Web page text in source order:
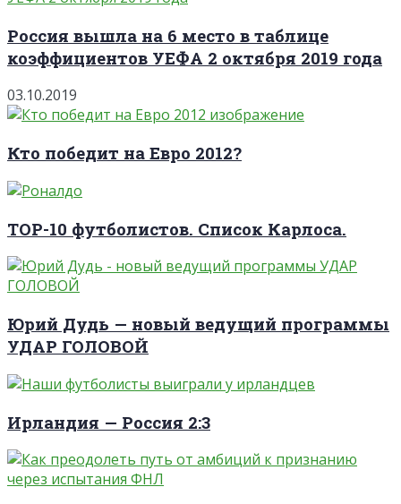
Россия вышла на 6 место в таблице
коэффициентов УЕФА 2 октября 2019 года
03.10.2019
Кто победит на Евро 2012?
TOP-10 футболистов. Список Карлоса.
Юрий Дудь — новый ведущий программы
УДАР ГОЛОВОЙ
Ирландия — Россия 2:3